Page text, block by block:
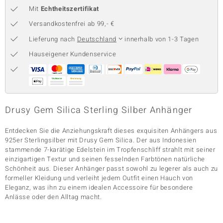
BY DE MELO
Collection
Classics
Mit Echtheitszertifikat
Versandkostenfrei ab 99,- €
Lieferung nach Deutschland
innerhalb von 1-3 Tagen
Hauseigener Kundenservice
Drusy Gem Silica Sterling Silber Anhänger
Entdecken Sie die Anziehungskraft dieses exquisiten Anhängers aus
925er Sterlingsilber mit Drusy Gem Silica. Der aus Indonesien
stammende 7-karätige Edelstein im Tropfenschliff strahlt mit seiner
einzigartigen Textur und seinen fesselnden Farbtönen natürliche
Schönheit aus. Dieser Anhänger passt sowohl zu legerer als auch zu
formeller Kleidung und verleiht jedem Outfit einen Hauch von
Eleganz, was ihn zu einem idealen Accessoire für besondere
Anlässe oder den Alltag macht.